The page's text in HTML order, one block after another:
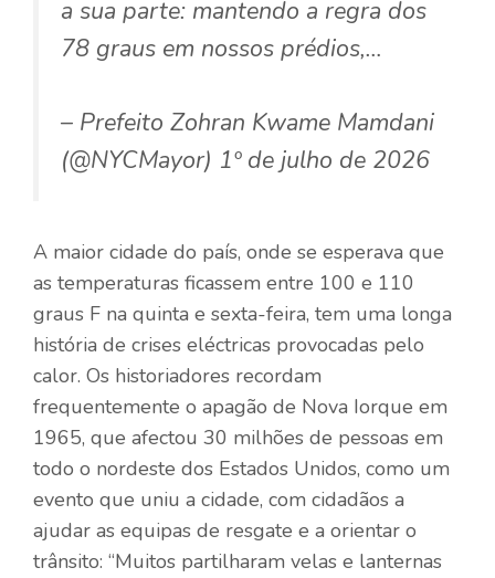
a sua parte: mantendo a regra dos
78 graus em nossos prédios,…
– Prefeito Zohran Kwame Mamdani
(@NYCMayor) 1º de julho de 2026
A maior cidade do país, onde se esperava que
as temperaturas ficassem entre 100 e 110
graus F na quinta e sexta-feira, tem uma longa
história de crises eléctricas provocadas pelo
calor. Os historiadores recordam
frequentemente o apagão de Nova Iorque em
1965, que afectou 30 milhões de pessoas em
todo o nordeste dos Estados Unidos, como um
evento que uniu a cidade, com cidadãos a
ajudar as equipas de resgate e a orientar o
trânsito: “Muitos partilharam velas e lanternas